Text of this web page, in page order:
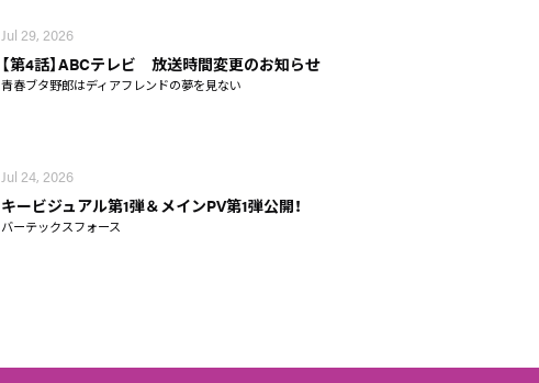
Jul 29, 2026
【第4話】ABCテレビ 放送時間変更のお知らせ
青春ブタ野郎はディアフレンドの夢を見ない
Jul 24, 2026
キービジュアル第1弾＆メインPV第1弾公開！
バーテックスフォース